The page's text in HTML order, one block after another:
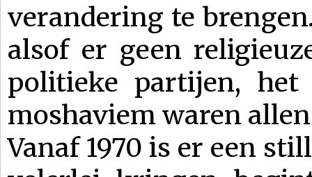
verandering te
alsof er geen
politieke partijen, het
moshaviem waren
Vanaf 1970 is er een